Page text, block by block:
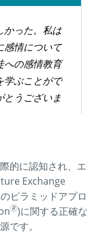
かった。私は
感情について
への感情教育
学ぶことがで
とうございま
スキルを教えるオ
受講者様からのご
的に認知され、エ
Exchange
ピラミッドアプロ
🄬)に関する正確な
です。